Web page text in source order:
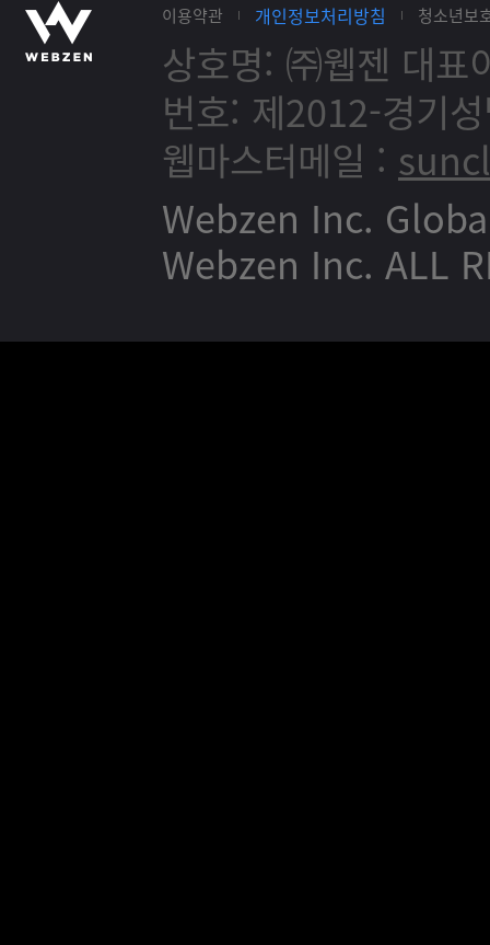
이용약관 개인정보처리방침 청소년보
상호명: ㈜웹젠 대표
번호: 제2012-경기
웹마스터메일 :
Webzen Inc.
Webzen Inc. ALL